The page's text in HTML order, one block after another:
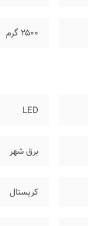
۲۵۰۰ گرم
LED
برق شهر
کریستال